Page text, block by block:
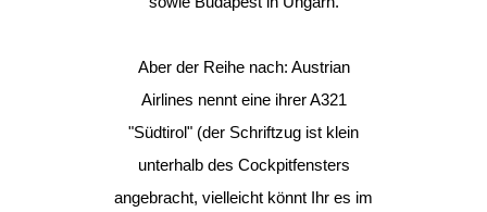
Aber der Reihe nach: Austrian
Airlines nennt eine ihrer A321
"Südtirol" (der Schriftzug ist klein
unterhalb des Cockpitfensters
angebracht, vielleicht könnt Ihr es im